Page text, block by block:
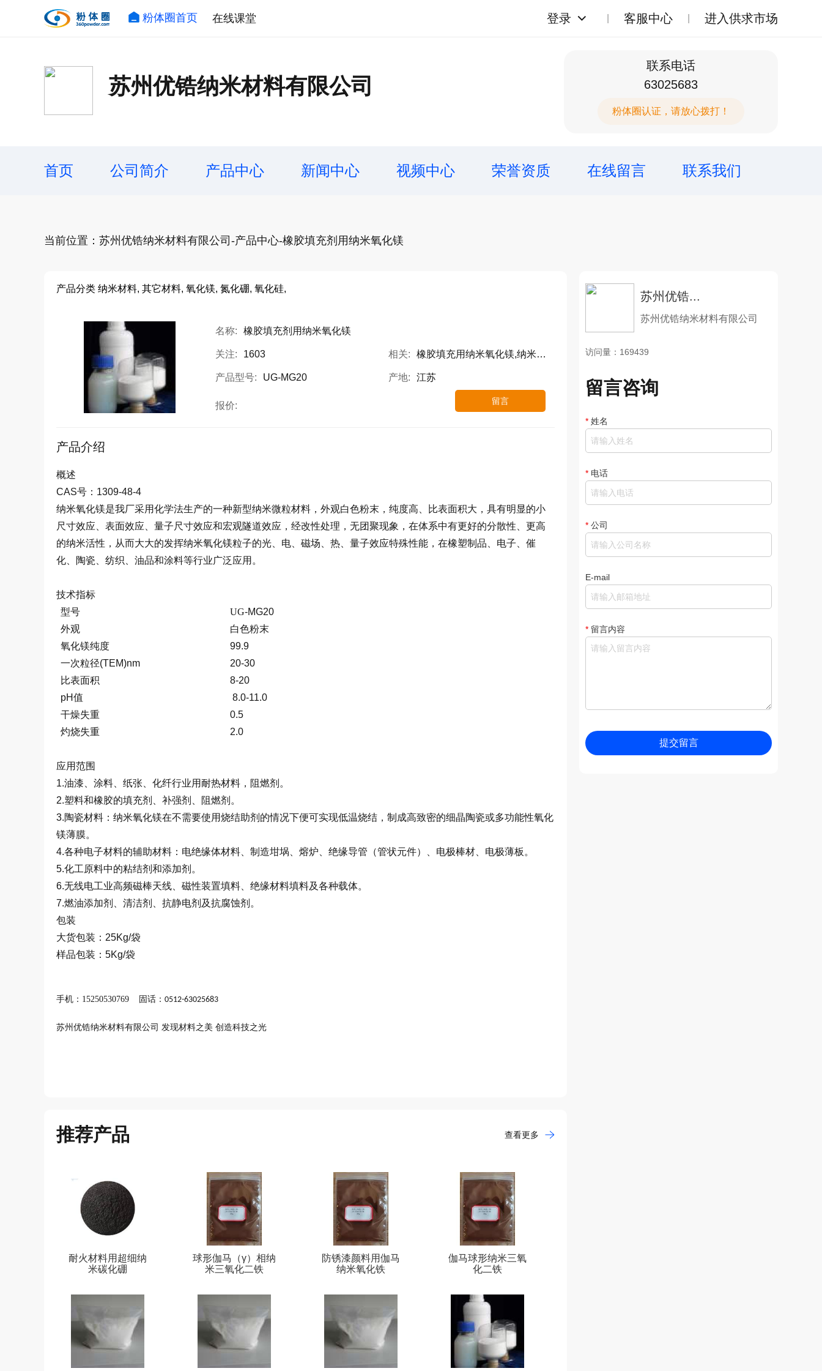
粉体圈首页 在线课堂 登录 客服中心 进入供求市场
苏州优锆纳米材料有限公司
联系电话
63025683
粉体圈认证，请放心拨打！
首页 公司简介 产品中心 新闻中心 视频中心 荣誉资质 在线留言 联系我们
当前位置：苏州优锆纳米材料有限公司-产品中心-橡胶填充剂用纳米氧化镁
产品分类 纳米材料, 其它材料, 氧化镁, 氮化硼, 氧化硅,
名称: 橡胶填充剂用纳米氧化镁
关注: 1603 相关: 橡胶填充用纳米氧化镁,纳米氧化镁填充剂用
产品型号: UG-MG20 产地: 江苏
报价: 留言
产品介绍
概述
CAS号： 1309-48-4
纳米氧化镁是我厂采用化学法生产的一种新型纳米微粒材料，外观白色粉末，纯度高、比表面积大，具有明显的小
尺寸效应、表面效应、量子尺寸效应和宏观隧道效应，经改性处理，无团聚现象，在体系中有更好的分散性、更高
的纳米活性，从而大大的发挥纳米氧化镁粒子的光、电、磁场、热、量子效应特殊性能，在橡塑制品、电子、催
化、陶瓷、纺织、油品和涂料等行业广泛应用。
技术指标
型号
UG-MG20
外观
白色粉末
氧化镁纯度
99.9
一次粒径(TEM)nm
20-30
比表面积
8-20
pH值
8.0-11.0
干燥失重
0.5
灼烧失重
2.0
应用范围
1.油漆、涂料、纸张、化纤行业用耐热材料，阻燃剂。
2.塑料和橡胶的填充剂、补强剂、阻燃剂。
3.陶瓷材料：纳米氧化镁在不需要使用烧结助剂的情况下便可实现低温烧结，制成高致密的细晶陶瓷或多功能性氧化
镁薄膜。
4.各种电子材料的辅助材料：电绝缘体材料、制造坩埚、熔炉、绝缘导管（管状元件）、电极棒材、电极薄板。
5.化工原料中的粘结剂和添加剂。
6.无线电工业高频磁棒天线、磁性装置填料、绝缘材料填料及各种载体。
7.燃油添加剂、清洁剂、抗静电剂及抗腐蚀剂。
包装
大货包装： 25Kg/袋
样品包装： 5Kg/袋
手机： 15250530769 固话： 0512-63025683
苏州优锆纳米材料有限公司 发现材料之美 创造科技之光
推荐产品 查看更多
耐火材料用超细纳
米碳化硼
球形伽马（γ）相纳
米三氧化二铁
防锈漆颜料用伽马
纳米氧化铁
伽马球形纳米三氧
化二铁
苏州优锆...
苏州优锆纳米材料有限公司
访问量：169439
留言咨询
* 姓名
* 电话
* 公司
E-mail
* 留言内容
提交留言